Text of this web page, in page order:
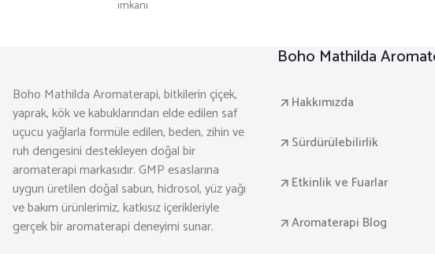
imkanı
Boho Mathilda Aromaterapi, bitkilerin çiçek,
yaprak, kök ve kabuklarından elde edilen saf
uçucu yağlarla formüle edilen, beden, zihin ve
ruh dengesini destekleyen doğal bir
aromaterapi markasıdır. GMP esaslarına
uygun üretilen doğal sabun, hidrosol, yüz yağı
ve bakım ürünlerimiz, katkısız içerikleriyle
gerçek bir aromaterapi deneyimi sunar.
Boho Mathilda
Hakkımızda
Sürdürülebilirlik
Etkinlik ve Fuarlar
Aromaterapi Blog